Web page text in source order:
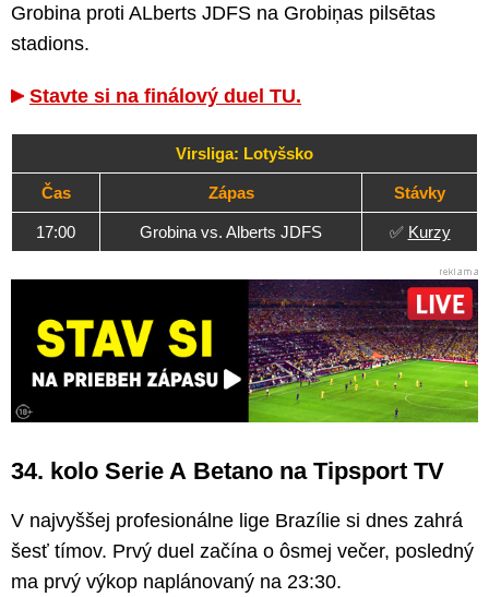
Grobina proti ALberts JDFS na Grobiņas pilsētas
stadions.
Stavte si na finálový duel TU.
Virsliga: Lotyšsko
Čas Zápas Stávky
17:00 Grobina vs. Alberts JDFS ✅ Kurzy
34. kolo Serie A Betano na Tipsport TV
V najvyššej profesionálne lige Brazílie si dnes zahrá
šesť tímov. Prvý duel začína o ôsmej večer, posledný
ma prvý výkop naplánovaný na 23:30.